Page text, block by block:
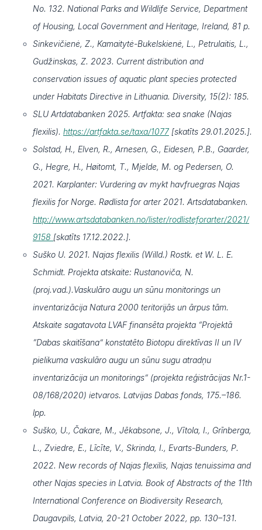
No. 132. National Parks and Wildlife Service, Department
of Housing, Local Government and Heritage, Ireland, 81 p.
Sinkevičienė, Z., Kamaitytė-Bukelskienė, L., Petrulaitis, L.,
Gudžinskas, Z. 2023. Current distribution and
conservation issues of aquatic plant species protected
under Habitats Directive in Lithuania. Diversity, 15(2): 185.
SLU Artdatabanken 2025. Artfakta: sea snake (Najas
flexilis). https://artfakta.se/taxa/1077 [skatīts 29.01.2025.].
Solstad, H., Elven, R., Arnesen, G., Eidesen, P.B., Gaarder,
G., Hegre, H., Høitomt, T., Mjelde, M. og Pedersen, O.
2021. Karplanter: Vurdering av mykt havfruegras Najas
flexilis for Norge. Rødlista for arter 2021. Artsdatabanken.
http://www.artsdatabanken.no/lister/rodlisteforarter/2021/
9158 [skatīts 17.12.2022.].
Suško U. 2021. Najas flexilis (Willd.) Rostk. et W. L. E.
Schmidt. Projekta atskaite: Rustanoviča, N.
(proj.vad.).Vaskulāro augu un sūnu monitorings un
inventarizācija Natura 2000 teritorijās un ārpus tām.
Atskaite sagatavota LVAF finansēta projekta “Projektā
“Dabas skaitīšana” konstatēto Biotopu direktīvas II un IV
pielikuma vaskulāro augu un sūnu sugu atradņu
inventarizācija un monitorings” (projekta reģistrācijas Nr.1-
08/168/2020) ietvaros. Latvijas Dabas fonds, 175.–186.
lpp.
Suško, U., Čakare, M., Jēkabsone, J., Vītola, I., Grīnberga,
L., Zviedre, E., Līcīte, V., Skrinda, I., Evarts-Bunders, P.
2022. New records of Najas flexilis, Najas tenuissima and
other Najas species in Latvia. Book of Abstracts of the 11th
International Conference on Biodiversity Research,
Daugavpils, Latvia, 20-21 October 2022, pp. 130–131.